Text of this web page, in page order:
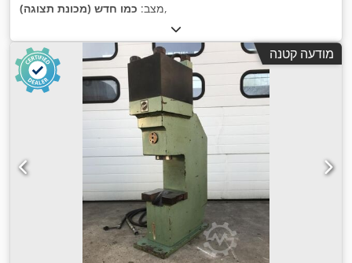
מצב: כמו חדש (מכונת תצוגה) ,
מודעה קטנה